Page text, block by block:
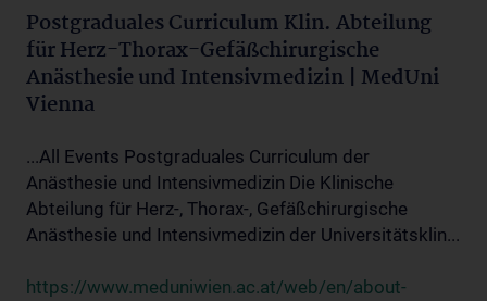
Postgraduales Curriculum Klin. Abteilung
für Herz-Thorax-Gefäßchirurgische
Anästhesie und Intensivmedizin | MedUni
Vienna
...All Events Postgraduales Curriculum der
Anästhesie und Intensivmedizin Die Klinische
Abteilung für Herz-, Thorax-, Gefäßchirurgische
Anästhesie und Intensivmedizin der Universitätsklin...
https://www.meduniwien.ac.at/web/en/about-